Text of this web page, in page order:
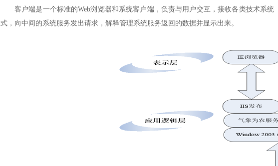
客户端是一个标准的Web浏览器和系统客户端，负责与用户交互，接收各类技术系
式，向中间的系统服务发出请求，解释管理系统服务返回的数据并显示出来。